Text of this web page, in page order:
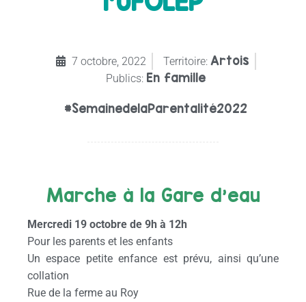
7 octobre, 2022 Territoire: Artois
Publics: En famille
#SemainedelaParentalité2022
Marche à la Gare d’eau
Mercredi 19 octobre de 9h à 12h
Pour les parents et les enfants
Un espace petite enfance est prévu, ainsi qu’une
collation
Rue de la ferme au Roy